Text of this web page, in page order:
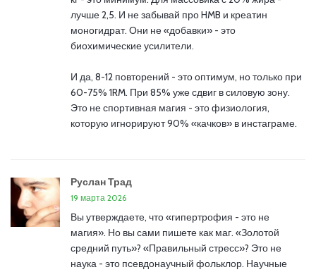
лучше 2,5. И не забывай про HMB и креатин
моногидрат. Они не «добавки» - это
биохимические усилители.
И да, 8-12 повторений - это оптимум, но только при
60-75% 1RM. При 85% уже сдвиг в силовую зону.
Это не спортивная магия - это физиология,
которую игнорируют 90% «качков» в инстаграме.
Руслан Трад
19 марта 2026
Вы утверждаете, что «гипертрофия - это не
магия». Но вы сами пишете как маг. «Золотой
средний путь»? «Правильный стресс»? Это не
наука - это псевдонаучный фольклор. Научные